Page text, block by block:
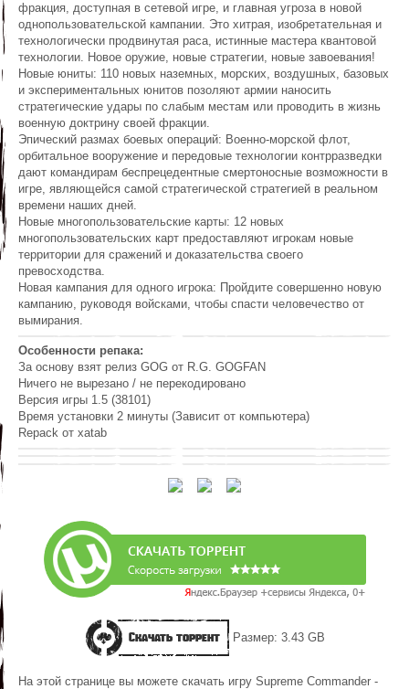
фракция, доступная в сетевой игре, и главная угроза в новой
однопользовательской кампании. Это хитрая, изобретательная и
технологически продвинутая раса, истинные мастера квантовой
технологии. Новое оружие, новые стратегии, новые завоевания!
Новые юниты: 110 новых наземных, морских, воздушных, базовых
и экспериментальных юнитов позоляют армии наносить
стратегические удары по слабым местам или проводить в жизнь
военную доктрину своей фракции.
Эпический размах боевых операций: Военно-морской флот,
орбитальное вооружение и передовые технологии контрразведки
дают командирам беспрецедентные смертоносные возможности в
игре, являющейся самой стратегической стратегией в реальном
времени наших дней.
Новые многопользовательские карты: 12 новых
многопользовательских карт предоставляют игрокам новые
территории для сражений и доказательства своего
превосходства.
Новая кампания для одного игрока: Пройдите совершенно новую
кампанию, руководя войсками, чтобы спасти человечество от
вымирания.
Особенности репака:
За основу взят релиз GOG от R.G. GOGFAN
Ничего не вырезано / не перекодировано
Версия игры 1.5 (38101)
Время установки 2 минуты (Зависит от компьютера)
Repack от xatab
Скачать торрент Размер: 3.43 GB
На этой странице вы можете скачать игру Supreme Commander -